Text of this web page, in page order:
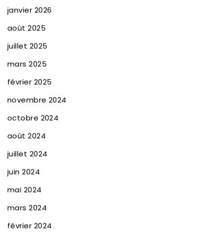
janvier 2026
août 2025
juillet 2025
mars 2025
février 2025
novembre 2024
octobre 2024
août 2024
juillet 2024
juin 2024
mai 2024
mars 2024
février 2024